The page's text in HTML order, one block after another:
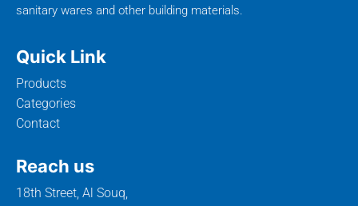
sanitary wares and other building materials.
Quick Link
Products
Categories
Contact
Reach us
18th Street, Al Souq,